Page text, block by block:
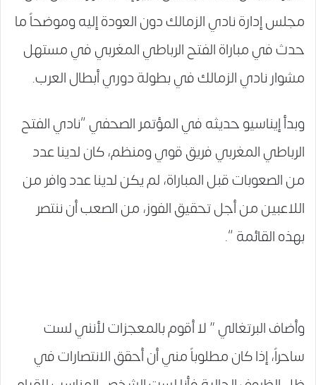
مجلس إدارة نادي الزمالك دون العودة إليه وموضحاً ما
حدث في مباراة الفتح الرباطي المغربي في مستهل
مشوار نادي الزمالك في بطولة دوري أبطال العرب.
وبدأ إيناسيو حديثه في المؤتمر الصحفي “نادي الفتح
الرباطي المغربي فريق قوي ومنظم، كان لدينا عدد
من الصعوبات قبل المباراة، لم يكن لدينا عدد وافر من
اللاعبين من أجل تحقيق الفوز، من الصعب أن ننتصر
بهذه القائمة “.
وأضاف البرتغالي ” لا أقوم بالمعجزات لأنني لست
ساحراً، إذا كان مطلوباً مني أن أحقق الانتصارات في